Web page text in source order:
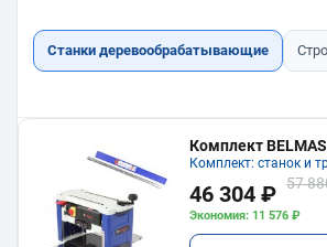
Станки деревообрабатывающие
Комплект
Комплект: станок и
46 304 ₽ 57
Экономия: 11 576 ₽